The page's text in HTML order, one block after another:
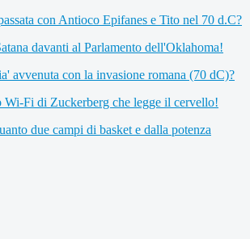
con Antioco Epifanes e Tito nel 70 d.C?
davanti al Parlamento dell'Oklahoma!
avvenuta con la invasione romana (70 dC)?
Fi di Zuckerberg che legge il cervello!
due campi di basket e dalla potenza